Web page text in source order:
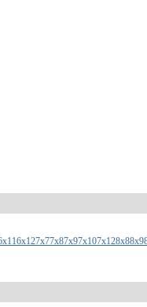
6х127х77х87х97х107х128х88х9